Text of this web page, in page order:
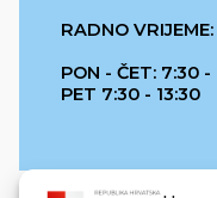
RADNO VRIJEME:
PON - ČET: 7:30 -
PET 7:30 - 13:30